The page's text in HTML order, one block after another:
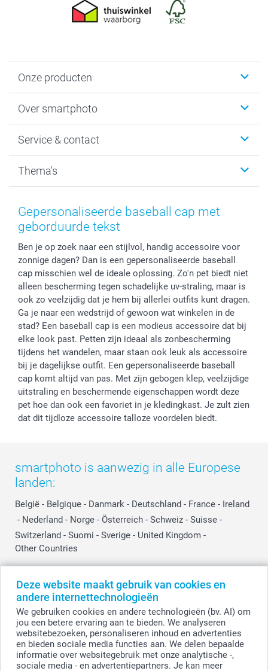
Deze website maakt gebruik van cookies en
andere internettechnologieën
We gebruiken cookies en andere technologieën (bv. AI) om
jou een betere ervaring aan te bieden. We analyseren
websitebezoeken, personaliseren inhoud en advertenties
en bieden sociale media functies aan. We delen bepaalde
informatie over websitegebruik met onze analytische -,
sociale media - en advertentiepartners. Je kan meer
Onze producten
Fotoboeken
Fotocadeaus
Kaarten
Over smartphoto
Vacatures
Bestelproces
Herroepingsrecht
Privacy
Reviews
Prijslijst
Investor Relations
Service & contact
Tevredenheidsgarantie
Mijn orderstatus
smartbonus
service@smartphoto.nl
Affiliate partnerprogramma
Partnerships
Influencer partnerprogramma
Thema's
Baby
Moederdag
Huwelijk
Gepersonaliseerde baseball cap met
geborduurde tekst
Ben je op zoek naar een stijlvol, handig accessoire voor
zonnige dagen? Dan is een gepersonaliseerde baseball
cap misschien wel de ideale oplossing. Zo'n pet biedt niet
alleen bescherming tegen schadelijke uv-straling, maar is
ook zo veelzijdig dat je hem bij allerlei outfits kunt dragen.
Ga je naar een wedstrijd of gewoon wat winkelen in de
stad? Een baseball cap is een modieus accessoire dat bij
elke look past. Petten zijn ideaal als zonbescherming
tijdens het wandelen, maar staan ook leuk als accessoire
bij je dagelijkse outfit. Een gepersonaliseerde baseball
cap komt altijd van pas. Met zijn gebogen klep, veelzijdige
uitstraling en beschermende eigenschappen wordt deze
pet hoe dan ook een favoriet in je kledingkast. Je zult zien
dat dit tijdloze accessoire talloze voordelen biedt.
smartphoto is aanwezig in alle Europese
landen:
België - Belgique - Danmark - Deutschland - France - Ireland
- Nederland - Norge - Österreich - Schweiz - Suisse -
Switzerland - Suomi - Sverige - United Kingdom -
Other Countries
© smartphoto group. Alle rechten voorbehouden.Disclaimer
Alle prijzen zijn in EURO (€) inclusief BTW en exclusief verzendkosten.